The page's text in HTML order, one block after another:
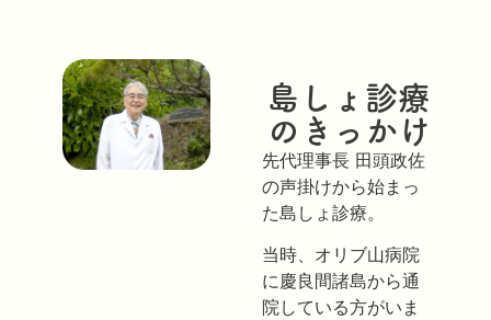
島しょ診療
のきっかけ
先代理事長 田頭政佐
の声掛けから始まっ
た島しょ診療。
当時、オリブ山病院
に慶良間諸島から通
院している方がいま